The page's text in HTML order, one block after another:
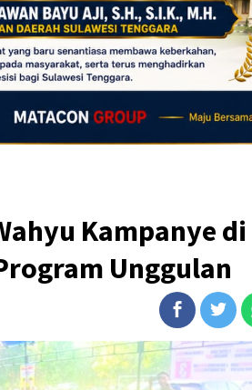
Kampanye di
Unggulan